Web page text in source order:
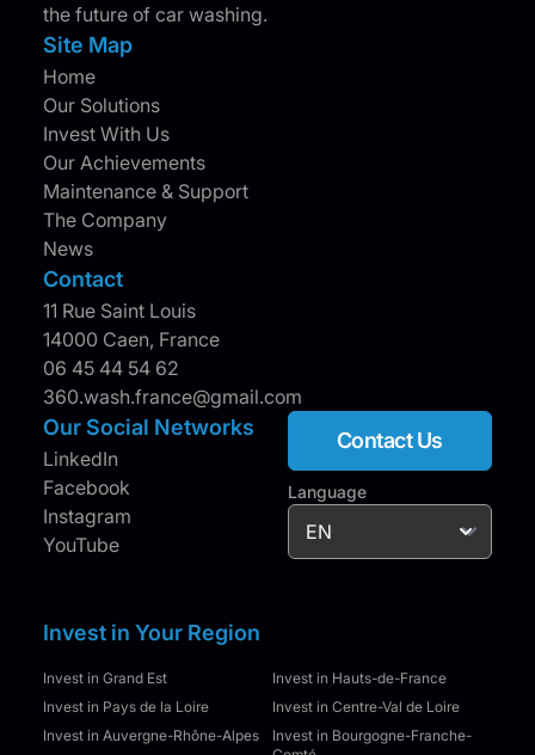
the future of car washing.
Site Map
Home
Our Solutions
Invest With Us
Our Achievements
Maintenance & Support
The Company
News
Contact
11 Rue Saint Louis
14000 Caen, France
06 45 44 54 62
360.wash.france@gmail.com
Our Social Networks
LinkedIn
Facebook
Instagram
YouTube
Contact Us
Language
Invest in Your Region
Invest in Grand Est
Invest in Hauts-de-France
Invest in Pays de la Loire
Invest in Centre-Val de Loire
Invest in Auvergne-Rhône-Alpes
Invest in Bourgogne-Franche-